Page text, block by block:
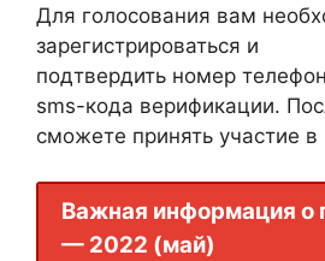
Для голосования вам
зарегистрироваться и
подтвердить номер
sms-кода верификации.
сможете принять участие в
Важная информация о
— 2022 (май)